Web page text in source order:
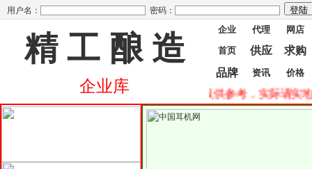
用户名： 密码：
精 工 酿 造
企业库
企业 代理
网店
首页
供应
求购
品牌
资讯 价格
业库网!重要提示一、本站信息仅供参考，实际请实地考核